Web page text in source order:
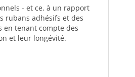
- et ce, à un rapport
rubans adhésifs et des
tenant compte des
et leur longévité.